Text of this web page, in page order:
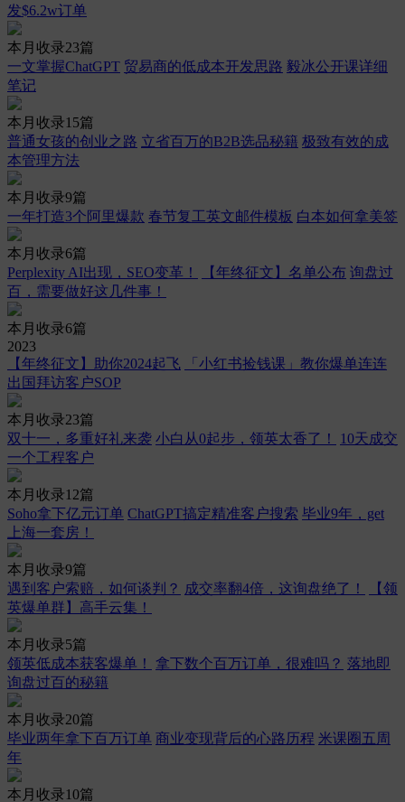
发$6.2w订单
本月收录23篇
一文掌握ChatGPT 贸易商的低成本开发思路 毅冰公开课详细
笔记
本月收录15篇
普通女孩的创业之路 立省百万的B2B选品秘籍 极致有效的成
本管理方法
本月收录9篇
一年打造3个阿里爆款 春节复工英文邮件模板 白本如何拿美签
本月收录6篇
Perplexity AI出现，SEO变革！
【年终征文】名单公布 询盘过
百，需要做好这几件事！
本月收录6篇
2023
【年终征文】助你2024起飞
「小红书捡钱课」教你爆单连连
出国拜访客户SOP
本月收录23篇
双十一，多重好礼来袭 小白从0起步，领英太香了！
10天成交
一个工程客户
本月收录12篇
Soho拿下亿元订单 ChatGPT搞定精准客户搜索 毕业9年，get
上海一套房！
本月收录9篇
遇到客户索赔，如何谈判？ 成交率翻4倍，这询盘绝了！
【领
英爆单群】高手云集！
本月收录5篇
领英低成本获客爆单！
拿下数个百万订单，很难吗？ 落地即
询盘过百的秘籍
本月收录20篇
毕业两年拿下百万订单 商业变现背后的心路历程 米课圈五周
年
本月收录10篇